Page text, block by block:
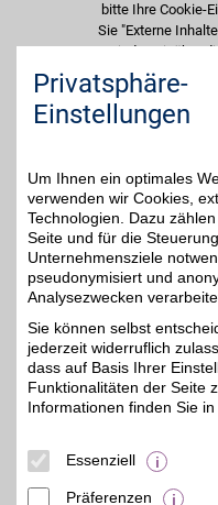
bitte Ihre Cookie-
Sie "Externe
jederzeit über
unteren
Adresse
Altkarlshof 6
Osthafen
18146 Rostock
Filialen in der
Telefon03 81 / 6
Privatsphäre-
Einstellungen
Um Ihnen ein optimales
verwenden wir Cookies,
Technologien. Dazu
Seite und für die
Unternehmensziele
pseudonymisiert und
Analysezwecken
Sie können selbst
jederzeit widerruflich
dass auf Basis Ihrer
Funktionalitäten der Seite
Informationen finden Sie
Essenziell
Präferenzen